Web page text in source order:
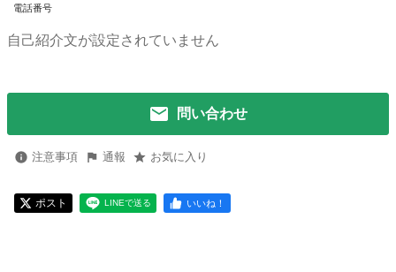
電話番号
自己紹介文が設定されていません
問い合わせ
注意事項 通報 お気に入り
ポスト LINEで送る いいね！